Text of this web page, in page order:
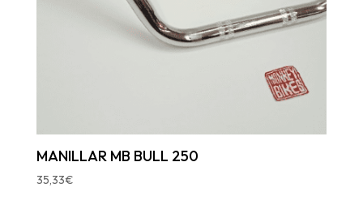
MANILLAR MB BULL 250
35,33€